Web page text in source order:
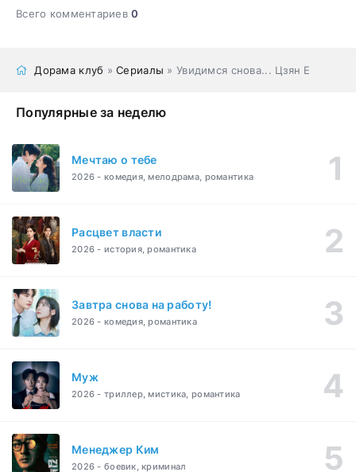
Всего комментариев0
Дорама клуб »Сериалы » Увидимся снова... Цзян Е
Популярные за неделю
Мечтаю о тебе
2026 - комедия, мелодрама, романтика
Расцвет власти
2026 - история, романтика
Завтра снова на работу!
2026 - комедия, романтика
Муж
2026 - триллер, мистика, романтика
Менеджер Ким
2026 - боевик, криминал